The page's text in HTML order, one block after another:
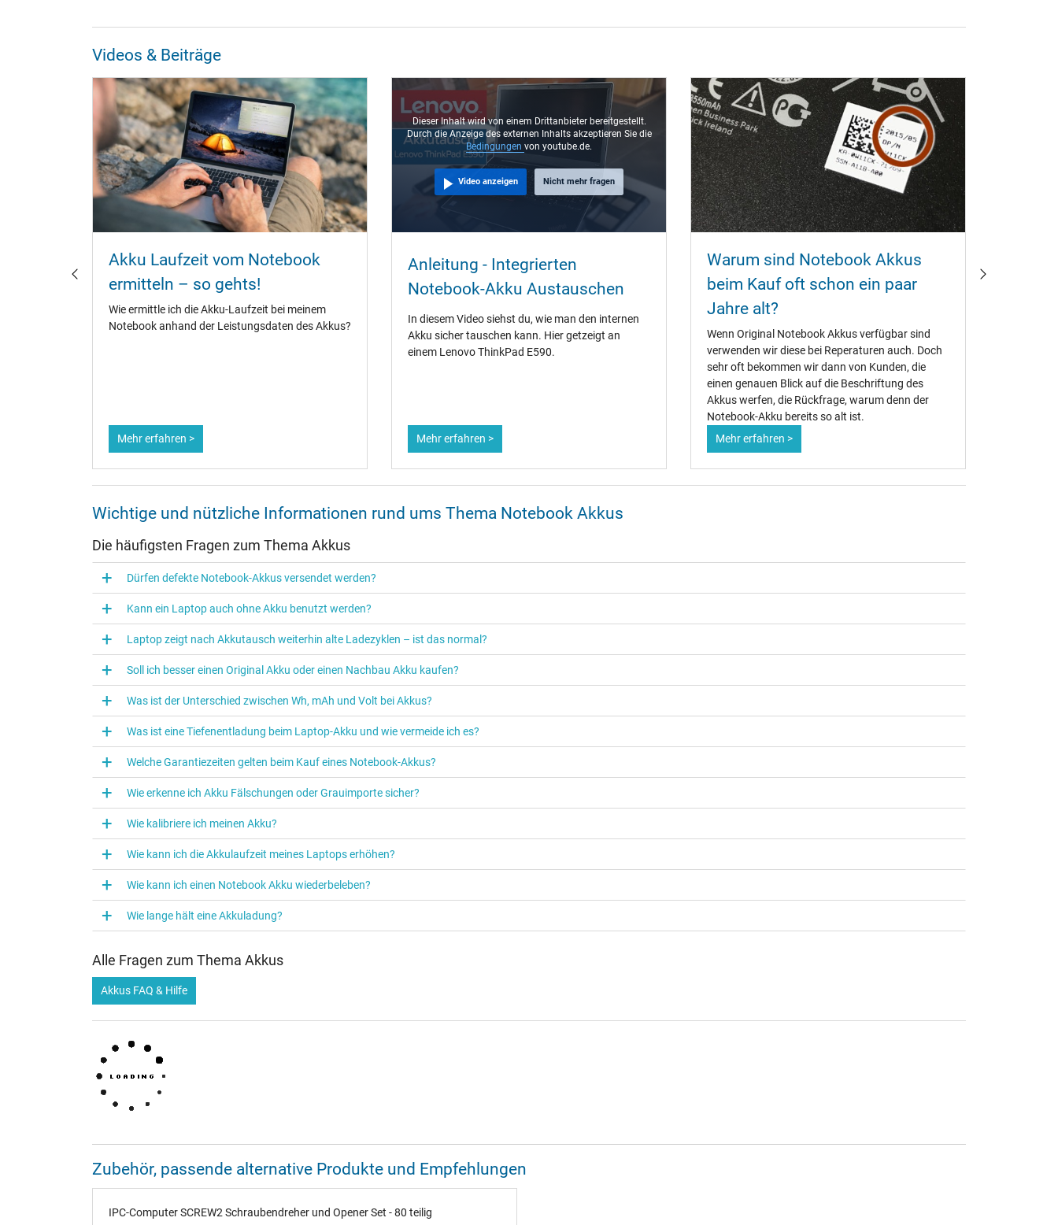
Videos & Beiträge
Akku Laufzeit vom Notebook
ermitteln – so gehts!
Wie ermittle ich die Akku-Laufzeit bei meinem
Notebook anhand der Leistungsdaten des Akkus?
Mehr erfahren >
Dieser Inhalt wird von einem Drittanbieter bereitgestellt.
Durch die Anzeige des externen Inhalts akzeptieren Sie die
Bedingungen von youtube.de.
Video anzeigen Nicht mehr fragen
Anleitung - Integrierten
Notebook-Akku Austauschen
In diesem Video siehst du, wie man den internen
Akku sicher tauschen kann. Hier getzeigt an
einem Lenovo ThinkPad E590.
Mehr erfahren >
Warum sind Notebook Akkus
beim Kauf oft schon ein paar
Jahre alt?
Wenn Original Notebook Akkus verfügbar sind
verwenden wir diese bei Reperaturen auch. Doch
sehr oft bekommen wir dann von Kunden, die
einen genauen Blick auf die Beschriftung des
Akkus werfen, die Rückfrage, warum denn der
Notebook-Akku bereits so alt ist.
Mehr erfahren >
Wichtige und nützliche Informationen rund ums Thema Notebook Akkus
Die häufigsten Fragen zum Thema Akkus
Dürfen defekte Notebook-Akkus versendet werden?
Kann ein Laptop auch ohne Akku benutzt werden?
Laptop zeigt nach Akkutausch weiterhin alte Ladezyklen – ist das normal?
Soll ich besser einen Original Akku oder einen Nachbau Akku kaufen?
Was ist der Unterschied zwischen Wh, mAh und Volt bei Akkus?
Was ist eine Tiefenentladung beim Laptop‑Akku und wie vermeide ich es?
Welche Garantiezeiten gelten beim Kauf eines Notebook-Akkus?
Wie erkenne ich Akku Fälschungen oder Grauimporte sicher?
Wie kalibriere ich meinen Akku?
Wie kann ich die Akkulaufzeit meines Laptops erhöhen?
Wie kann ich einen Notebook Akku wiederbeleben?
Wie lange hält eine Akkuladung?
Alle Fragen zum Thema Akkus
Akkus FAQ & Hilfe
Zubehör, passende alternative Produkte und Empfehlungen
IPC-Computer SCREW2 Schraubendreher und Opener Set - 80 teilig